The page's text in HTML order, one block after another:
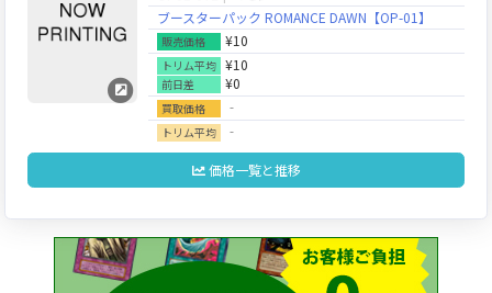
ブースターパック ROMANCE DAWN【OP-01】
販売価格 ¥10
トリム平均 ¥10
前日差 ¥0
買取価格 ‐
トリム平均 ‐
価格一覧と推移